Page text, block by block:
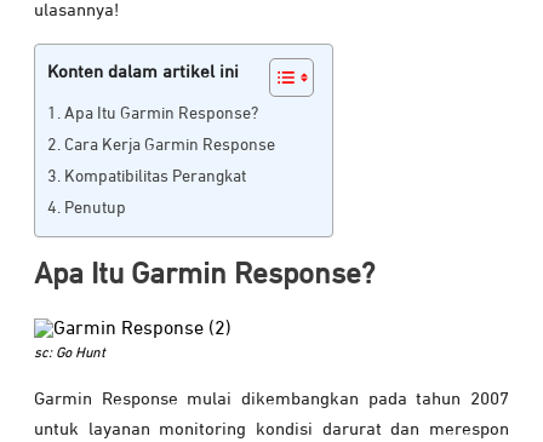
ulasannya!
Konten dalam artikel ini
Apa Itu Garmin Response?
Cara Kerja Garmin Response
Kompatibilitas Perangkat
Penutup
Apa Itu Garmin Response?
sc: Go Hunt
Garmin Response mulai dikembangkan pada tahun 2007
untuk layanan monitoring kondisi darurat dan merespon